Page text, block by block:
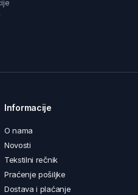
Informacije
O nama
Novosti
Tekstilni rečnik
Praćenje pošiljke
Dostava i plaćanje